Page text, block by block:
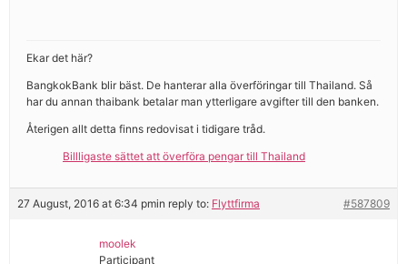
Ekar det här?
BangkokBank blir bäst. De hanterar alla överföringar till Thailand. Så
har du annan thaibank betalar man ytterligare avgifter till den banken.
Återigen allt detta finns redovisat i tidigare tråd.
Billligaste sättet att överföra pengar till Thailand
27 August, 2016 at 6:34 pmin reply to: Flyttfirma #587809
moolek
Participant